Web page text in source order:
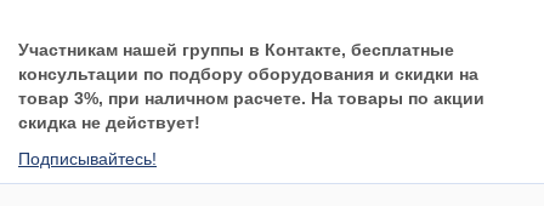
Участникам нашей группы в Контакте, бесплатные
консультации по подбору оборудования и скидки на
товар 3%, при наличном расчете. На товары по акции
скидка не действует!
Подписывайтесь!